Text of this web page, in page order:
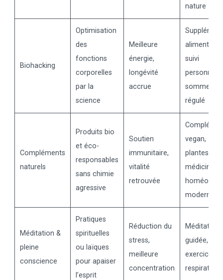
nature
Biohacking
Optimisation
des
fonctions
corporelles
par la
science
Meilleure
énergie,
longévité
accrue
suivi
sommeil
régulé
Compléments
naturels
Produits bio
et éco-
responsables
sans chimie
agressive
Soutien
immunitaire,
vitalité
retrouvée
vegan,
plantes
moderne
Méditation &
pleine
conscience
Pratiques
spirituelles
ou laïques
pour apaiser
l’esprit
Réduction du
stress,
meilleure
concentration
Méditation
guidée,
exercices